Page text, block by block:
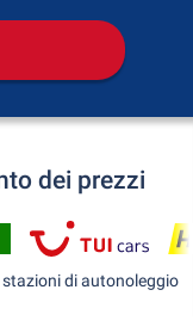
dei prezzi
di autonoleggio